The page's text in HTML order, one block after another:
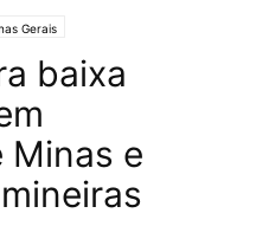
Gerais
baixa
Minas e